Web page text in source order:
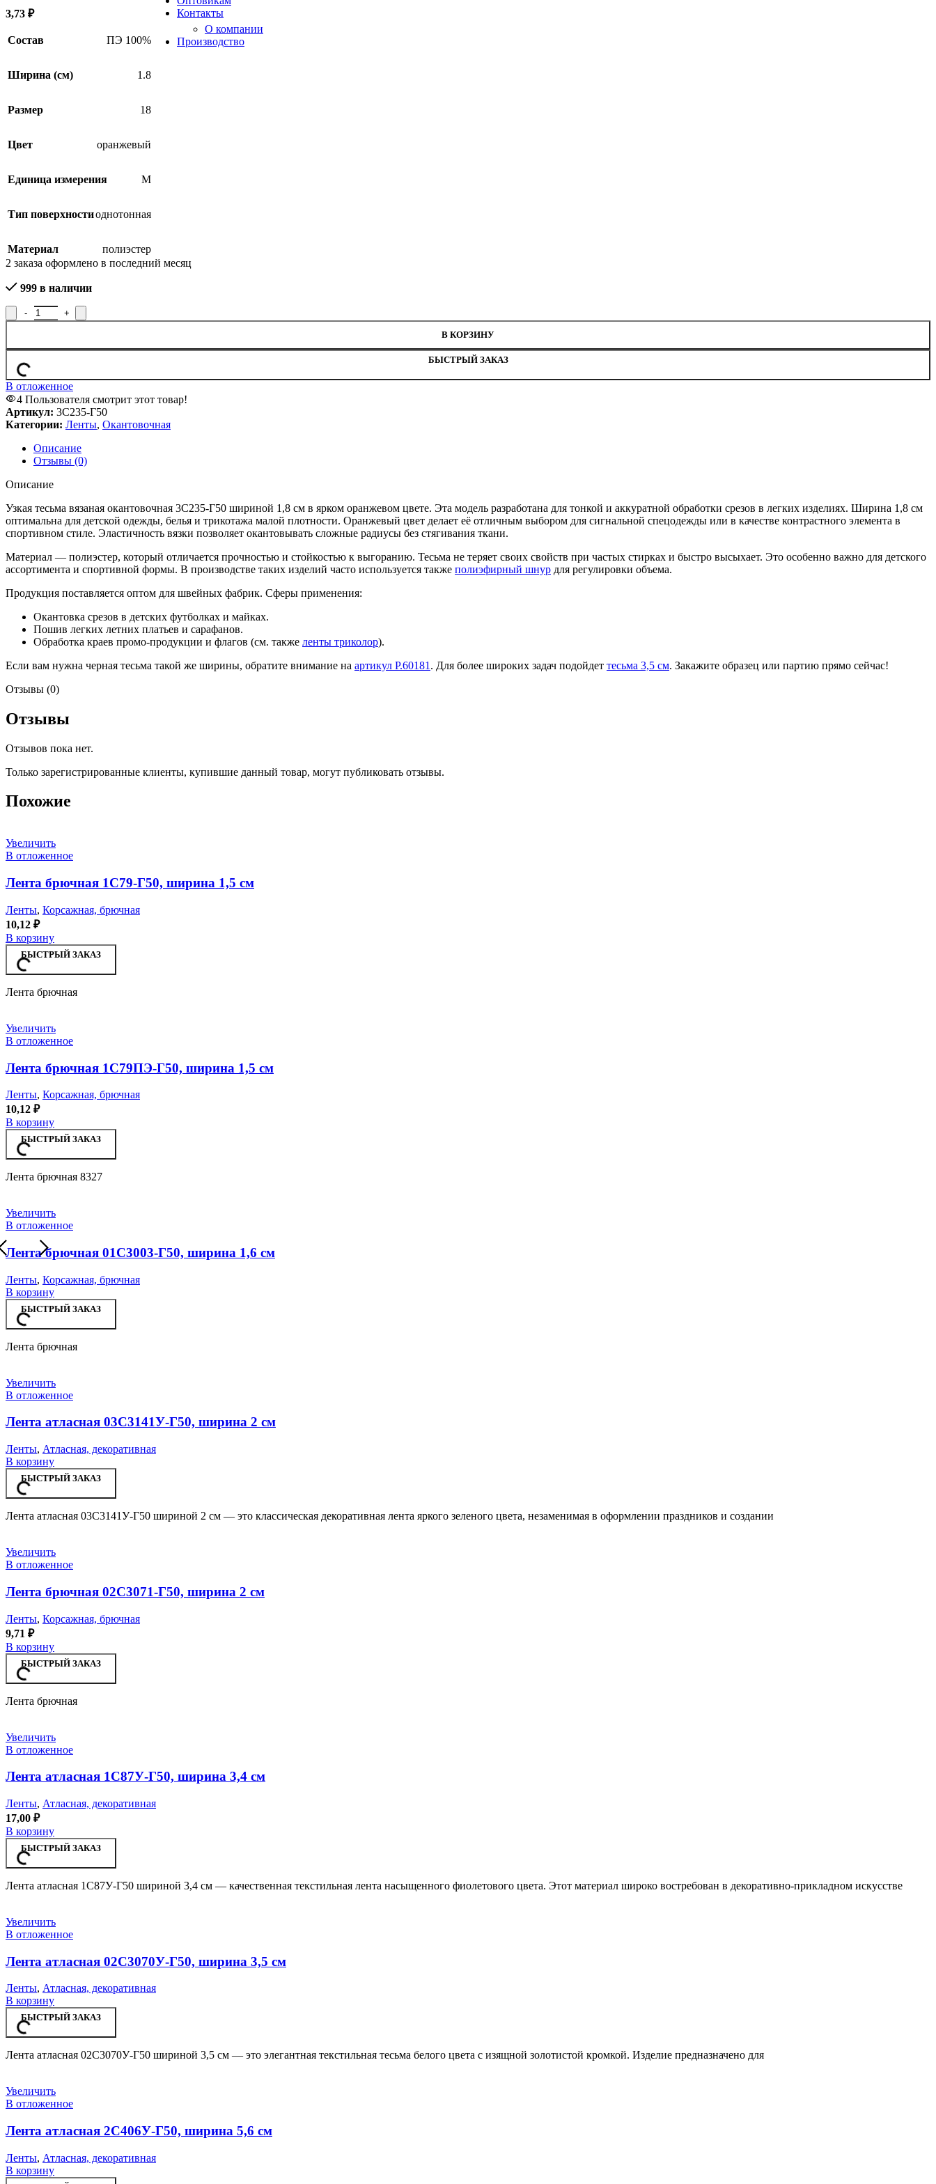
Контакты
О компании
Производство
3,73 ₽
Состав ПЭ 100%
Ширина (см) 1.8
Размер 18
Цвет оранжевый
Единица измерения М
Тип поверхностиоднотонная
Материал
полиэстер
2 заказа оформлено в последний месяц
999 в наличии
Количество товара Тесьма вязаная окантовочная 3С235-Г50, ширина 1,8 см
В КОРЗИНУ
БЫСТРЫЙ ЗАКАЗ
В отложенное
4 Пользователя смотрит этот товар!
Артикул: 3С235-Г50
Категории: Ленты, Окантовочная
Описание
Отзывы (0)
Описание
Узкая тесьма вязаная окантовочная 3С235-Г50 шириной 1,8 см в ярком оранжевом цвете. Эта модель разработана для тонкой и аккуратной обработки срезов в легких изделиях. Ширина 1,8 см
оптимальна для детской одежды, белья и трикотажа малой плотности. Оранжевый цвет делает её отличным выбором для сигнальной спецодежды или в качестве контрастного элемента в
спортивном стиле. Эластичность вязки позволяет окантовывать сложные радиусы без стягивания ткани.
Материал — полиэстер, который отличается прочностью и стойкостью к выгоранию. Тесьма не теряет своих свойств при частых стирках и быстро высыхает. Это особенно важно для детского
ассортимента и спортивной формы. В производстве таких изделий часто используется также полиэфирный шнур для регулировки объема.
Продукция поставляется оптом для швейных фабрик. Сферы применения:
Окантовка срезов в детских футболках и майках.
Пошив легких летних платьев и сарафанов.
Обработка краев промо-продукции и флагов (см. также ленты триколор).
Если вам нужна черная тесьма такой же ширины, обратите внимание на артикул Р.60181 . Для более широких задач подойдет тесьма 3,5 см. Закажите образец или партию прямо сейчас!
Отзывы (0)
Отзывы
Отзывов пока нет.
Только зарегистрированные клиенты, купившие данный товар, могут публиковать отзывы.
Похожие
Увеличить
В отложенное
Лента брючная 1С79-Г50, ширина 1,5 см
Ленты, Корсажная, брючная
10,12 ₽
В корзину
БЫСТРЫЙ ЗАКАЗ
Лента брючная
Увеличить
В отложенное
Лента брючная 1С79ПЭ-Г50, ширина 1,5 см
Ленты, Корсажная, брючная
10,12 ₽
В корзину
БЫСТРЫЙ ЗАКАЗ
Лента брючная 8327
Увеличить
В отложенное
Лента брючная 01С3003-Г50, ширина 1,6 см
Ленты, Корсажная, брючная
В корзину
БЫСТРЫЙ ЗАКАЗ
Лента брючная
Увеличить
В отложенное
Лента атласная 03С3141У-Г50, ширина 2 см
Ленты, Атласная, декоративная
В корзину
БЫСТРЫЙ ЗАКАЗ
Лента атласная 03С3141У-Г50 шириной 2 см — это классическая декоративная лента яркого зеленого цвета, незаменимая в оформлении праздников и создании
Увеличить
В отложенное
Лента брючная 02С3071-Г50, ширина 2 см
Ленты, Корсажная, брючная
9,71 ₽
В корзину
БЫСТРЫЙ ЗАКАЗ
Лента брючная
Увеличить
В отложенное
Лента атласная 1С87У-Г50, ширина 3,4 см
Ленты, Атласная, декоративная
17,00 ₽
В корзину
БЫСТРЫЙ ЗАКАЗ
Лента атласная 1С87У-Г50 шириной 3,4 см — качественная текстильная лента насыщенного фиолетового цвета. Этот материал широко востребован в декоративно-прикладном искусстве
Увеличить
В отложенное
Лента атласная 02С3070У-Г50, ширина 3,5 см
Ленты, Атласная, декоративная
В корзину
БЫСТРЫЙ ЗАКАЗ
Лента атласная 02С3070У-Г50 шириной 3,5 см — это элегантная текстильная тесьма белого цвета с изящной золотистой кромкой. Изделие предназначено для
Увеличить
В отложенное
Лента атласная 2С406У-Г50, ширина 5,6 см
Ленты, Атласная, декоративная
В корзину